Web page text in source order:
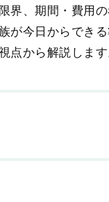
界、期間・費用
が今日からでき
点から解説します